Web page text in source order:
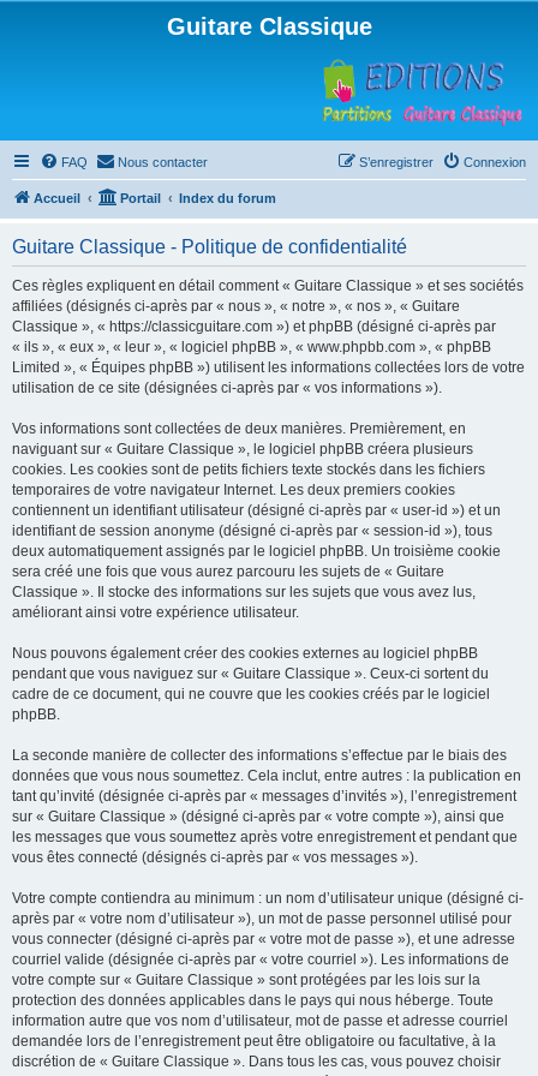
Guitare Classique
FAQ Nous contacter Connexion
S’enregistrer
Accueil Portail Index du forum
Guitare Classique - Politique de confidentialité
Ces règles expliquent en détail comment « Guitare Classique » et ses sociétés
affiliées (désignés ci-après par « nous », « notre », « nos », « Guitare
Classique », « https://classicguitare.com ») et phpBB (désigné ci-après par
« ils », « eux », « leur », « logiciel phpBB », « www.phpbb.com », « phpBB
Limited », « Équipes phpBB ») utilisent les informations collectées lors de votre
utilisation de ce site (désignées ci-après par « vos informations »).
Vos informations sont collectées de deux manières. Premièrement, en
naviguant sur « Guitare Classique », le logiciel phpBB créera plusieurs
cookies. Les cookies sont de petits fichiers texte stockés dans les fichiers
temporaires de votre navigateur Internet. Les deux premiers cookies
contiennent un identifiant utilisateur (désigné ci-après par « user-id ») et un
identifiant de session anonyme (désigné ci-après par « session-id »), tous
deux automatiquement assignés par le logiciel phpBB. Un troisième cookie
sera créé une fois que vous aurez parcouru les sujets de « Guitare
Classique ». Il stocke des informations sur les sujets que vous avez lus,
améliorant ainsi votre expérience utilisateur.
Nous pouvons également créer des cookies externes au logiciel phpBB
pendant que vous naviguez sur « Guitare Classique ». Ceux-ci sortent du
cadre de ce document, qui ne couvre que les cookies créés par le logiciel
phpBB.
La seconde manière de collecter des informations s’effectue par le biais des
données que vous nous soumettez. Cela inclut, entre autres : la publication en
tant qu’invité (désignée ci-après par « messages d’invités »), l’enregistrement
sur « Guitare Classique » (désigné ci-après par « votre compte »), ainsi que
les messages que vous soumettez après votre enregistrement et pendant que
vous êtes connecté (désignés ci-après par « vos messages »).
Votre compte contiendra au minimum : un nom d’utilisateur unique (désigné ci-
après par « votre nom d’utilisateur »), un mot de passe personnel utilisé pour
vous connecter (désigné ci-après par « votre mot de passe »), et une adresse
courriel valide (désignée ci-après par « votre courriel »). Les informations de
votre compte sur « Guitare Classique » sont protégées par les lois sur la
protection des données applicables dans le pays qui nous héberge. Toute
information autre que vos nom d’utilisateur, mot de passe et adresse courriel
demandée lors de l’enregistrement peut être obligatoire ou facultative, à la
discrétion de « Guitare Classique ». Dans tous les cas, vous pouvez choisir